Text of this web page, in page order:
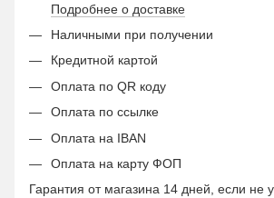
Подробнее о доставке
Наличными при получении
Кредитной картой
Оплата по QR коду
Оплата по ссылке
Оплата на IBAN
Оплата на карту ФОП
Гарантия от магазина 14 дней, если не